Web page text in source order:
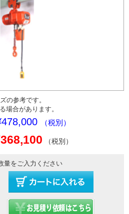
の参考です。
場合があります。
（税別）
（税別）
量をご入力ください